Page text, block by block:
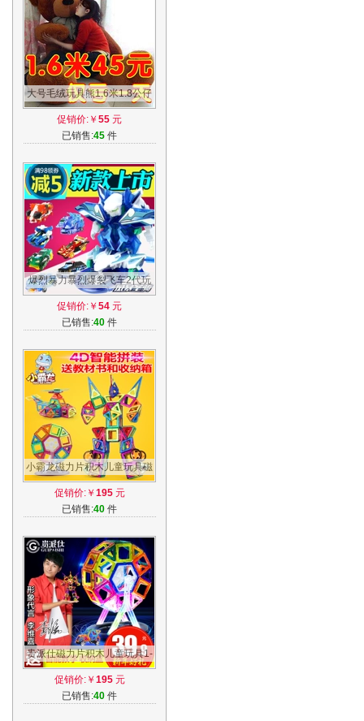
大号毛绒玩具熊1.6米1.8公仔
2布娃娃大熊泰迪熊生日礼物
女送女友
促销价:￥ 55 元
已销售:45 件
爆烈暴力暴烈爆裂飞车2代玩
具套装正版晶片3星能觉醒男
孩风暴圣骑
促销价:￥ 54 元
已销售:40 件
小霸龙磁力片积木儿童玩具磁
铁磁性1-2-3-6-8-10周岁男孩
女孩益智
促销价:￥ 195元
已销售:40 件
贵派仕磁力片积木儿童玩具1-
2-3-6-8-10周岁女孩男孩磁铁
拼装益智
促销价:￥ 195元
已销售:40 件